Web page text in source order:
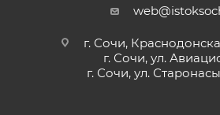
г. Сочи,
г. Сочи, ул.
г. Сочи, ул.